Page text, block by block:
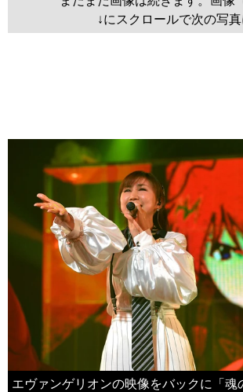
↓にスクロールで次の写真
エヴァンゲリオンの映像をバックに「魂